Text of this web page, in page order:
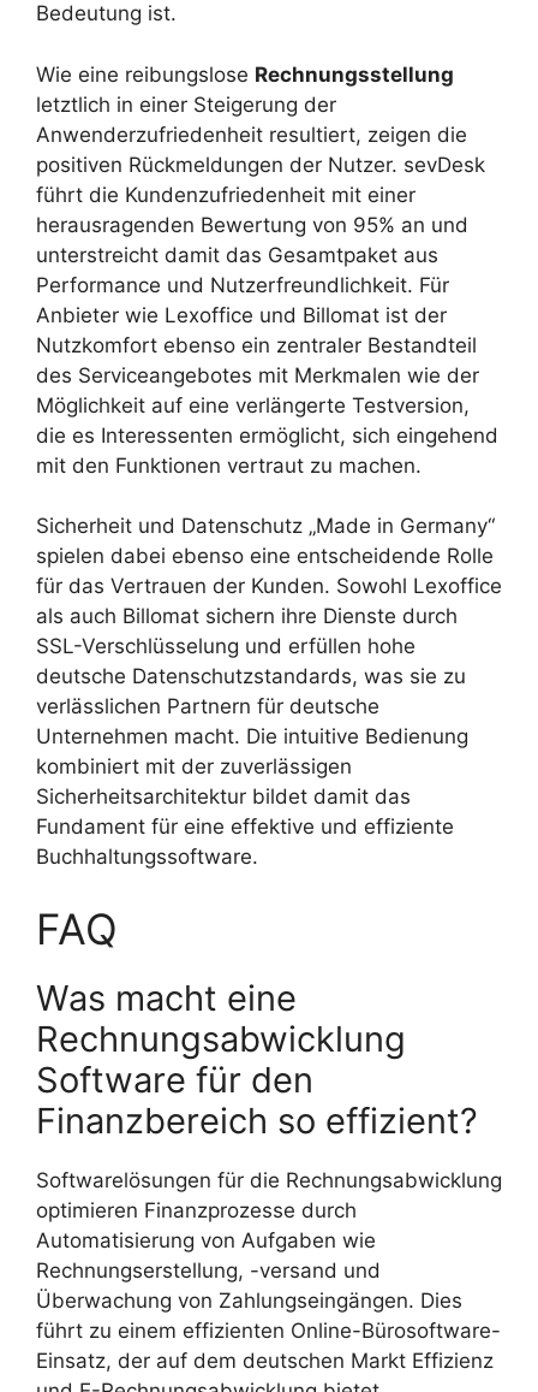
Bedeutung ist.
Wie eine reibungslose Rechnungsstellung
letztlich in einer Steigerung der
Anwenderzufriedenheit resultiert, zeigen die
positiven Rückmeldungen der Nutzer. sevDesk
führt die Kundenzufriedenheit mit einer
herausragenden Bewertung von 95% an und
unterstreicht damit das Gesamtpaket aus
Performance und Nutzerfreundlichkeit. Für
Anbieter wie Lexoffice und Billomat ist der
Nutzkomfort ebenso ein zentraler Bestandteil
des Serviceangebotes mit Merkmalen wie der
Möglichkeit auf eine verlängerte Testversion,
die es Interessenten ermöglicht, sich eingehend
mit den Funktionen vertraut zu machen.
Sicherheit und Datenschutz „Made in Germany“
spielen dabei ebenso eine entscheidende Rolle
für das Vertrauen der Kunden. Sowohl Lexoffice
als auch Billomat sichern ihre Dienste durch
SSL-Verschlüsselung und erfüllen hohe
deutsche Datenschutzstandards, was sie zu
verlässlichen Partnern für deutsche
Unternehmen macht. Die intuitive Bedienung
kombiniert mit der zuverlässigen
Sicherheitsarchitektur bildet damit das
Fundament für eine effektive und effiziente
Buchhaltungssoftware.
FAQ
Was macht eine
Rechnungsabwicklung
Software für den
Finanzbereich so effizient?
Softwarelösungen für die Rechnungsabwicklung
optimieren Finanzprozesse durch
Automatisierung von Aufgaben wie
Rechnungserstellung, -versand und
Überwachung von Zahlungseingängen. Dies
führt zu einem effizienten Online-Bürosoftware-
Einsatz, der auf dem deutschen Markt Effizienz